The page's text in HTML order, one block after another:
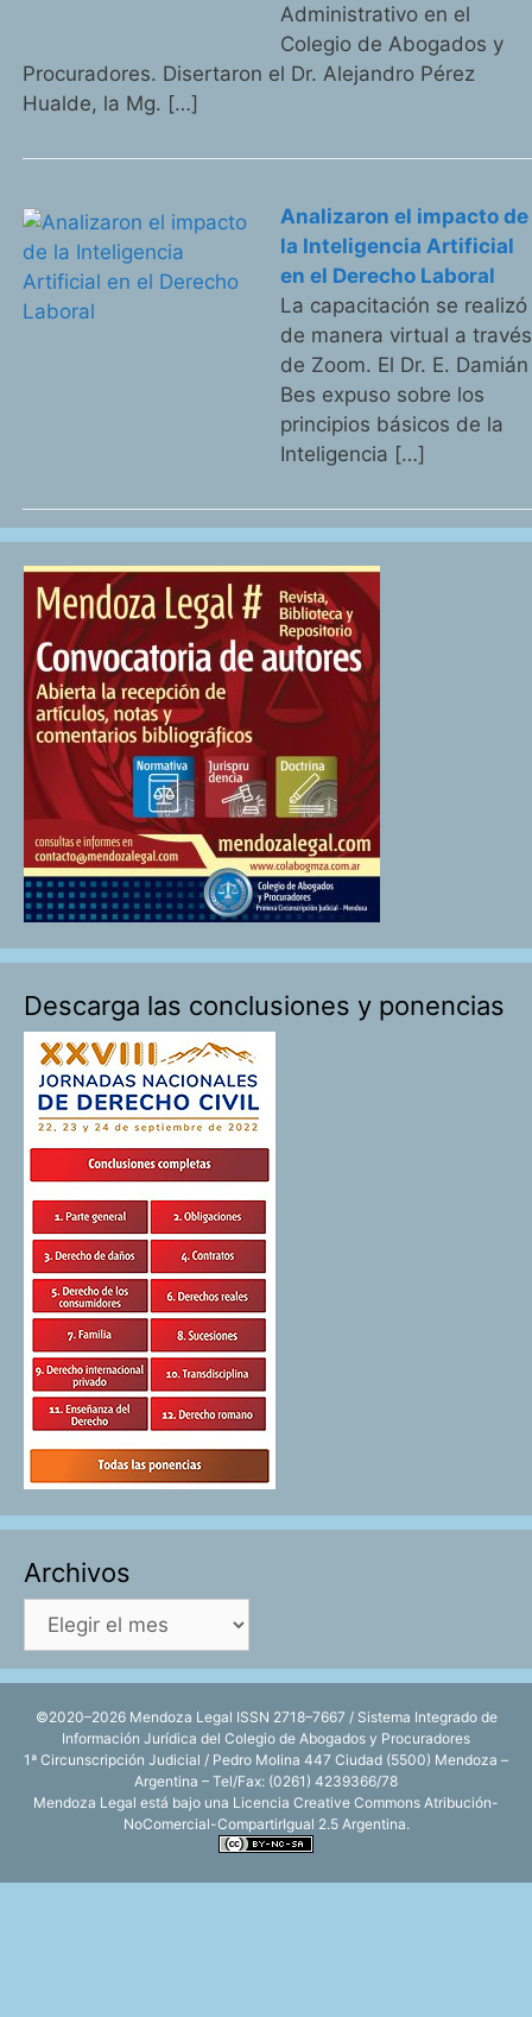
Administrativo en el
Colegio de Abogados y
Procuradores. Disertaron el Dr. Alejandro Pérez
Hualde, la Mg. […]
Analizaron el impacto de
la Inteligencia Artificial
en el Derecho Laboral
La capacitación se realizó
de manera virtual a través
de Zoom. El Dr. E. Damián
Bes expuso sobre los
principios básicos de la
Inteligencia […]
Descarga las conclusiones y ponencias
Archivos
Archivos
©2020–2026 Mendoza Legal ISSN 2718–7667 / Sistema Integrado de
Información Jurídica del Colegio de Abogados y Procuradores
1ª Circunscripción Judicial / Pedro Molina 447 Ciudad (5500) Mendoza –
Argentina – Tel/Fax: (0261) 4239366/78
Mendoza Legal está bajo una Licencia Creative Commons Atribución-
NoComercial-CompartirIgual 2.5 Argentina.